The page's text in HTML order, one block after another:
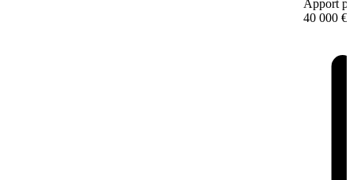
Apport
40 000 €